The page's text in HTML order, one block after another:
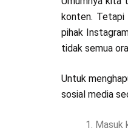
konten. Tetapi
pihak
tidak semua
Untuk
sosial media
Masuk